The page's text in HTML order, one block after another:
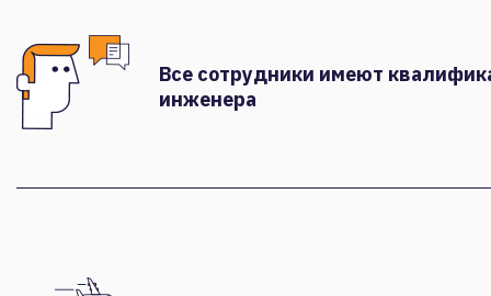
Все сотрудники имеют
инженера